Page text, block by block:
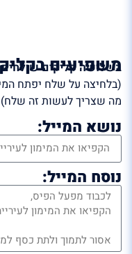
משפיעים בקליק
בשלושה קליקים שולחים
(בלחיצה על שלח יפתח
מה שצריך לעשות זה שלח)
נושא המייל:
נוסח המייל: